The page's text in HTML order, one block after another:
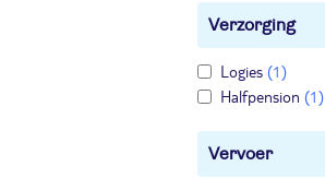
Verzorging
Logies (1)
Halfpension (1)
Vervoer